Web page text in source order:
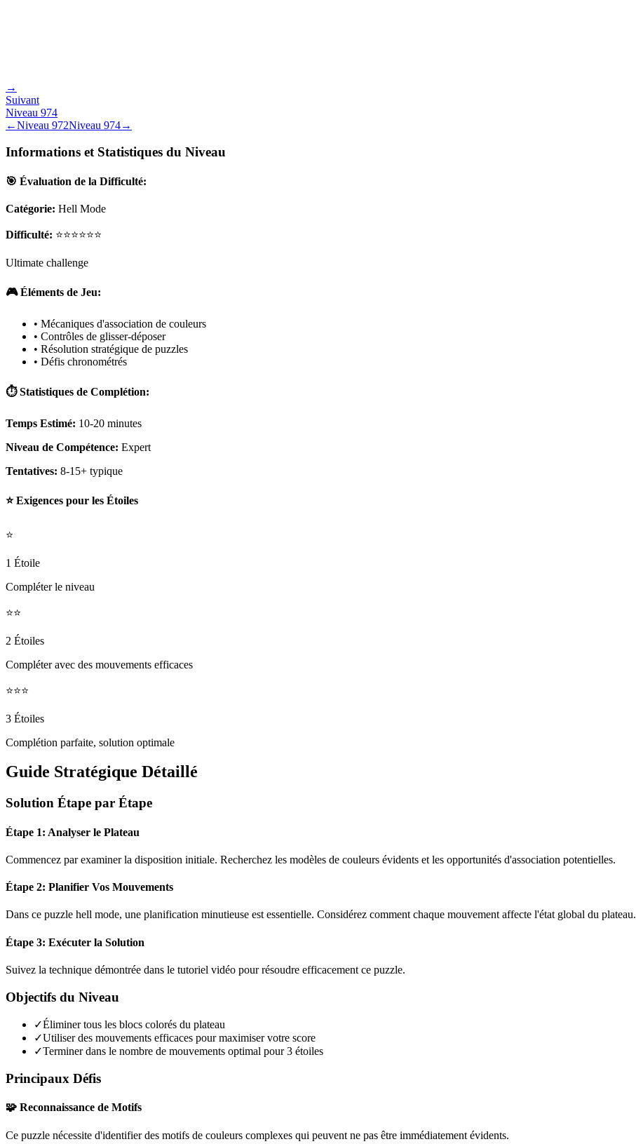
→
Suivant
Niveau 974
←Niveau 972Niveau 974→
Informations et Statistiques du Niveau
🎯 Évaluation de la Difficulté:
Catégorie: Hell Mode
Difficulté: ⭐⭐⭐⭐⭐⭐
Ultimate challenge
🎮 Éléments de Jeu:
• Mécaniques d'association de couleurs
• Contrôles de glisser-déposer
• Résolution stratégique de puzzles
• Défis chronométrés
⏱️ Statistiques de Complétion:
Temps Estimé: 10-20 minutes
Niveau de Compétence: Expert
Tentatives: 8-15+ typique
⭐ Exigences pour les Étoiles
⭐
1 Étoile
Compléter le niveau
⭐⭐
2 Étoiles
Compléter avec des mouvements efficaces
⭐⭐⭐
3 Étoiles
Complétion parfaite, solution optimale
Guide Stratégique Détaillé
Solution Étape par Étape
Étape 1: Analyser le Plateau
Commencez par examiner la disposition initiale. Recherchez les modèles de couleurs évidents et les opportunités d'association potentielles.
Étape 2: Planifier Vos Mouvements
Dans ce puzzle hell mode, une planification minutieuse est essentielle. Considérez comment chaque mouvement affecte l'état global du plateau.
Étape 3: Exécuter la Solution
Suivez la technique démontrée dans le tutoriel vidéo pour résoudre efficacement ce puzzle.
Objectifs du Niveau
✓Éliminer tous les blocs colorés du plateau
✓Utiliser des mouvements efficaces pour maximiser votre score
✓Terminer dans le nombre de mouvements optimal pour 3 étoiles
Principaux Défis
🧩 Reconnaissance de Motifs
Ce puzzle nécessite d'identifier des motifs de couleurs complexes qui peuvent ne pas être immédiatement évidents.